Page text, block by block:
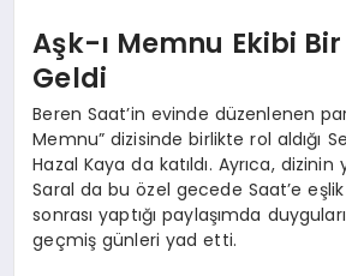
Aşk-ı Memnu Ekibi
Geldi
Beren Saat’in evinde düzenlenen
Memnu” dizisinde birlikte rol aldığı
Hazal Kaya da katıldı. Ayrıca,
Saral da bu özel gecede Saat’e
sonrası yaptığı paylaşımda
geçmiş günleri yad etti.